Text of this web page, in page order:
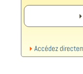
Accédez